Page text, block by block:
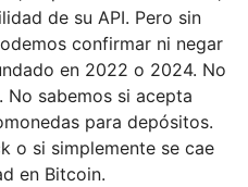
de su API. Pero sin
confirmar ni negar
en 2022 o 2024. No
No sabemos si acepta
para depósitos.
o si simplemente se cae
en Bitcoin.